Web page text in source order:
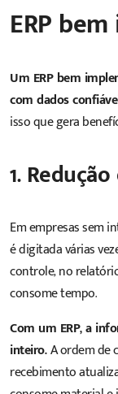
ERP
Um ERP bem
com dados
isso que gera
1.
Em empresas sem
é digitada várias
controle, no
consome tempo.
Com um ERP, a
inteiro.A ordem de
recebimento